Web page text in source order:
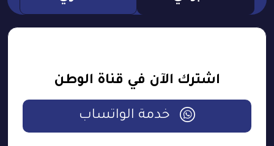
اشترك الآن في قناة الوطن
خدمة الواتساب